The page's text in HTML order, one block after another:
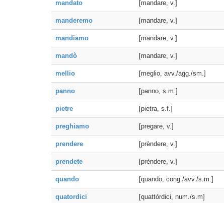
mandato [mandare, v.]
manderemo [mandare, v.]
mandiamo [mandare, v.]
mandò [mandare, v.]
mellio [meglio, avv./agg./sm.]
panno [panno, s.m.]
pietre [pietra, s.f.]
preghiamo [pregare, v.]
prendere [prèndere, v.]
prendete [prèndere, v.]
quando [quando, cong./avv./s.m.]
quatordici [quattórdici, num./s.m]